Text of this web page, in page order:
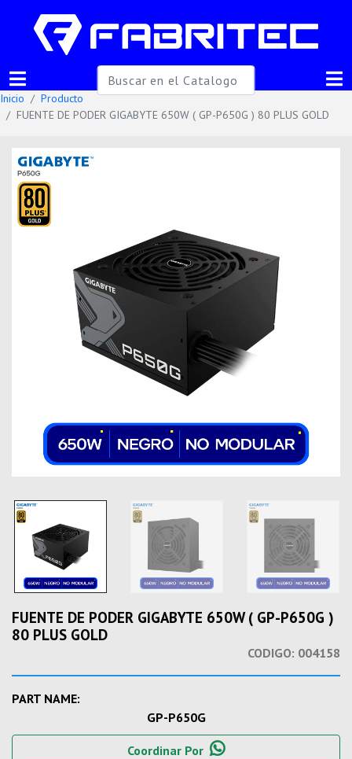
Inicio
Producto
FUENTE DE PODER GIGABYTE 650W ( GP-P650G ) 80 PLUS GOLD
FUENTE DE PODER GIGABYTE 650W ( GP-P650G )
80 PLUS GOLD
CODIGO: 004158
PART NAME:
GP-P650G
Coordinar Por